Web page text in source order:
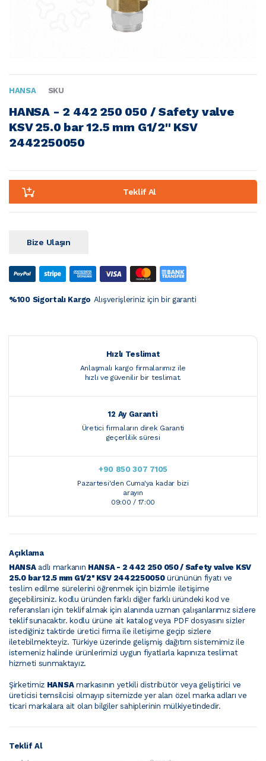
HANSA SKU
HANSA - 2 442 250 050 / Safety valve
KSV 25.0 bar 12.5 mm G1/2'' KSV
2442250050
Teklif Al
Bize Ulaşın
%100 Sigortalı Kargo Alışverişleriniz için bir garanti
Hızlı Teslimat
Anlaşmalı kargo firmalarımız ile
hızlı ve güvenilir bir teslimat.
12 Ay Garanti
Üretici firmaların direk Garanti
geçerlilik süresi
+90 850 307 7105
Pazartesi'den Cuma'ya kadar bizi
arayın
09:00 / 17:00
Açıklama
HANSAadlı markanın HANSA - 2 442 250 050 / Safety valve KSV
25.0 bar 12.5 mm G1/2'' KSV 2442250050ürününün fiyatı ve
teslim edilme sürelerini öğrenmek için bizimle iletişime
geçebilirsiniz. kodlu üründen farklı diğer farklı üründeki kod ve
referansları için teklif almak için alanında uzman çalışanlarımız sizlere
teklif sunacaktır. kodlu ürüne ait katalog veya PDF dosyasını sizler
istediğiniz taktirde üretici firma ile iletişime geçip sizlere
iletebilmekteyiz. Türkiye üzerinde gelişmiş dağıtım sistemimiz ile
istemeniz halinde ürünlerimizi uygun fiyatlarla kapınıza teslimat
hizmeti sunmaktayız.
Şirketimiz HANSAmarkasının yetkili distribütör veya geliştirici ve
üreticisi temsilcisi olmayıp sitemizde yer alan özel marka adları ve
ticari markalara ait olan bilgiler sahiplerinin mülkiyetindedir.
Teklif Al